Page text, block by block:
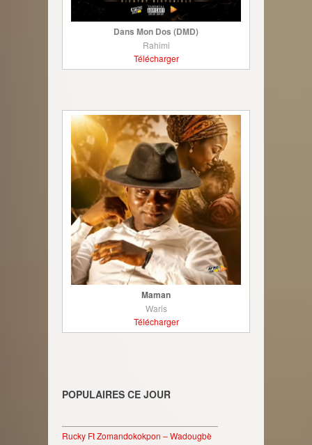
Dans Mon Dos (DMD)
Rahimi
Télécharger
Maman
Waris
Télécharger
POPULAIRES CE JOUR
Rucky Ft Zomandokokpon – Wadougbè